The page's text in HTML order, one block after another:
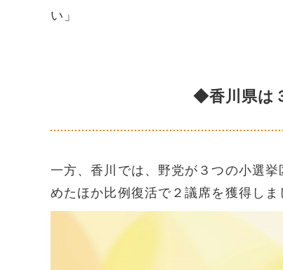
い」
◆香川県は
一方、香川では、野党が３つの小選
めたほか比例復活で２議席を獲得しま